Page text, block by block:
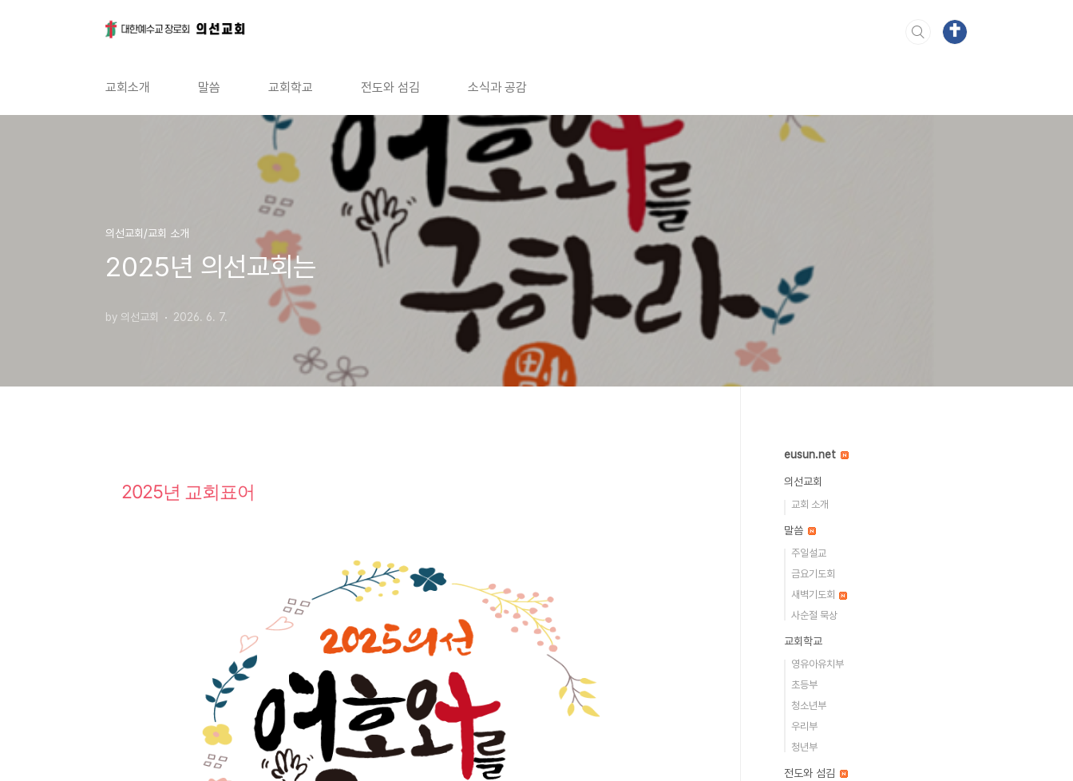
교회소개 말씀 교회학교 전도와 섬김 소식과 공감
의선교회/교회 소개
2025년 의선교회는
by 의선교회 2026. 6. 7.
2025년 교회표어
eusun.net
의선교회
교회 소개
말씀
주일설교
금요기도회
새벽기도회
사순절 묵상
교회학교
영유아유치부
초등부
청소년부
우리부
청년부
전도와 섬김